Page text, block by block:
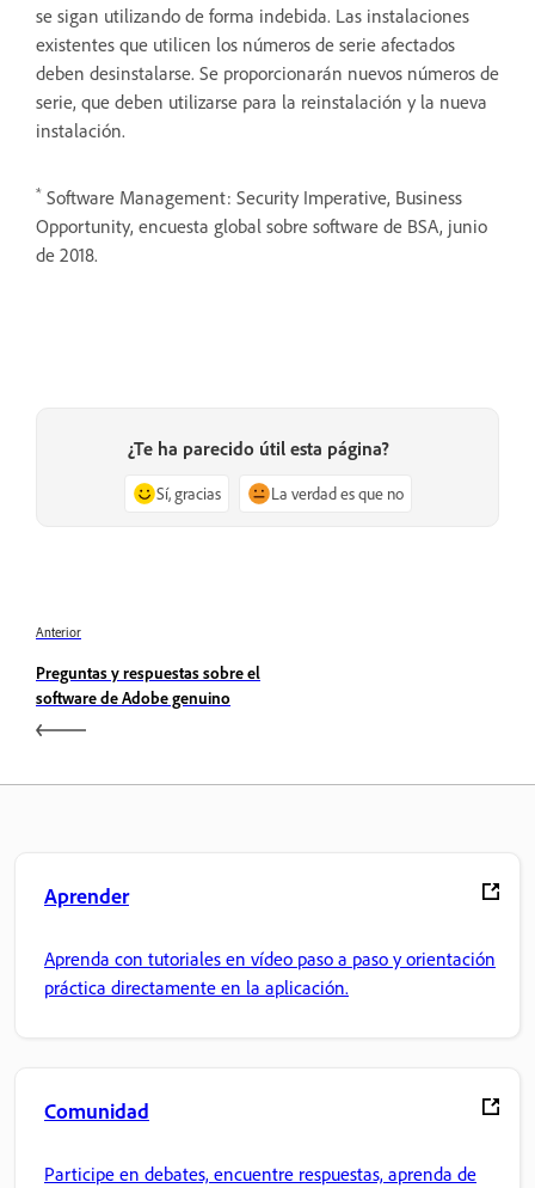
se sigan utilizando de forma indebida. Las instalaciones
existentes que utilicen los números de serie afectados
deben desinstalarse. Se proporcionarán nuevos números de
serie, que deben utilizarse para la reinstalación y la nueva
instalación.
* Software Management: Security Imperative, Business
Opportunity, encuesta global sobre software de BSA, junio
de 2018.
¿Te ha parecido útil esta página?
Sí, gracias La verdad es que no
Anterior
Preguntas y respuestas sobre el
software de Adobe genuino
Aprender
Aprenda con tutoriales en vídeo paso a paso y orientación
práctica directamente en la aplicación.
Comunidad
Participe en debates, encuentre respuestas, aprenda de